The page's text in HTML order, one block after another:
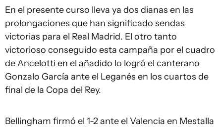
En el presente curso lleva ya dos dianas en las
prolongaciones que han significado sendas
victorias para el Real Madrid. El otro tanto
victorioso conseguido esta campaña por el cuadro
de Ancelotti en el añadido lo logró el canterano
Gonzalo García ante el Leganés en los cuartos de
final de la Copa del Rey.
Bellingham firmó el 1-2 ante el Valencia en Mestalla